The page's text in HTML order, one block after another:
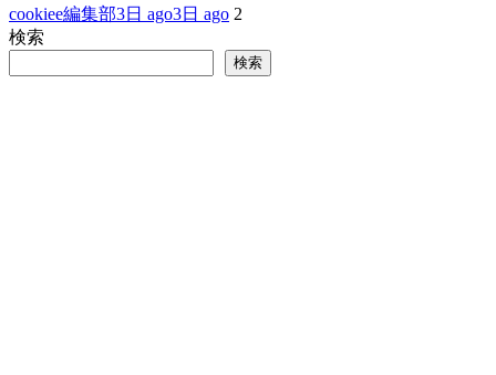
cookiee編集部3日 ago3日 ago 2
検索
検索